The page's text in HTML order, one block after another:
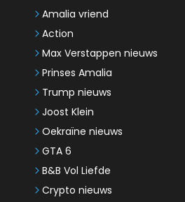
Amalia vriend
Action
Max Verstappen nieuws
Prinses Amalia
Trump nieuws
Joost Klein
Oekraïne nieuws
GTA 6
B&B Vol Liefde
Crypto nieuws